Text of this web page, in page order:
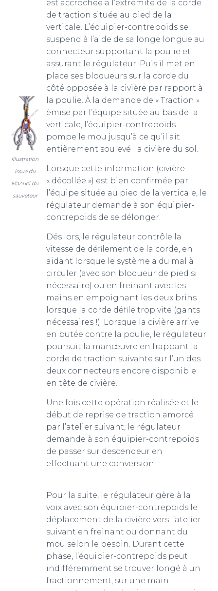
Illustration
issue du
Manuel du
sauveteur
est accrochée à l’extrémité de la corde
de traction située au pied de la
verticale. L’équipier-contrepoids se
suspend à l’aide de sa longe longue au
connecteur supportant la poulie et
assurant le régulateur. Puis il met en
place ses bloqueurs sur la corde du
côté opposée à la civière par rapport à
la poulie. À la demande de « Traction »
émise par l’équipe située au bas de la
verticale, l’équipier-contrepoids
pompe le mou jusqu’à ce qu’il ait
entièrement soulevé la civière du sol.
Lorsque cette information (civière
« décollée ») est bien confirmée par
l’équipe située au pied de la verticale, le
régulateur demande à son équipier-
contrepoids de se délonger.
Dés lors, le régulateur contrôle la
vitesse de défilement de la corde, en
aidant lorsque le système a du mal à
circuler (avec son bloqueur de pied si
nécessaire) ou en freinant avec les
mains en empoignant les deux brins
lorsque la corde défile trop vite (gants
nécessaires !). Lorsque la civière arrive
en butée contre la poulie, le régulateur
poursuit la manœuvre en frappant la
corde de traction suivante sur l’un des
deux connecteurs encore disponible
en tête de civière.
Une fois cette opération réalisée et le
début de reprise de traction amorcé
par l’atelier suivant, le régulateur
demande à son équipier-contrepoids
de passer sur descendeur en
effectuant une conversion.
Pour la suite, le régulateur gère à la
voix avec son équipier-contrepoids le
déplacement de la civière vers l’atelier
suivant en freinant ou donnant du
mou selon le besoin. Durant cette
phase, l’équipier-contrepoids peut
indifféremment se trouver longé à un
fractionnement, sur une main